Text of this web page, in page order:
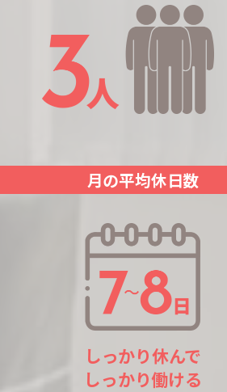
月の平均休日数
しっかり休んで
しっかり働ける